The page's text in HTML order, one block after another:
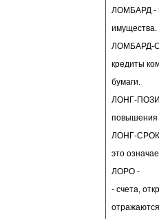
ЛОМБАРД -
имущества.
ЛОМБАРД-
кредиты
бумаги.
ЛОНГ-
повышения
ЛОНГ-СРОК
это
ЛОРО -
- счета,